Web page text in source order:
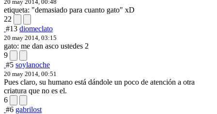
20 may 2014, 00:48
etiqueta: "demasiado para cuanto gato" xD
22
#13 diomeclato
20 may 2014, 03:15
gato: me dan asco ustedes 2
9
#5 soylanoche
20 may 2014, 00:51
Pues claro, su humano está dándole un poco de atención a otra
criatura que no es el.
6
#6 gabrilost